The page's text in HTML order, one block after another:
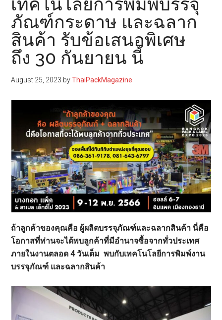
ภัณฑ์กระดาษ และฉลาก
สินค้า รับข้อเสนอพิเศษ
ถึง 30 กันยายน นี้
August 25, 2023 byThaiPackMagazine
ถ้าลูกค้าของคุณคือ ผู้ผลิตบรรจุภัณฑ์และฉลากสินค้า นี่คือ
โอกาสที่ท่านจะได้พบลูกค้าที่มีอำนาจซื้อจากทั่วประเทศ
ภายในงานตลอด 4 วันเต็ม พบกับเทคโนโลยีการพิมพ์งาน
บรรจุภัณฑ์ และฉลากสินค้า